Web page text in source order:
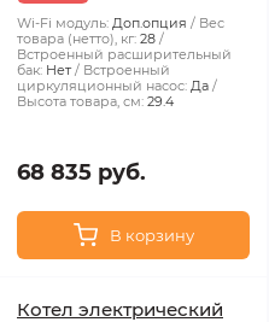
Wi-Fi модуль: Доп.опция
Вес
товара (нетто), кг: 28
Встроенный расширительный
бак: Нет
Встроенный
циркуляционный насос: Да
Высота товара, см: 29.4
68 835 руб.
В корзину
Котел электрический